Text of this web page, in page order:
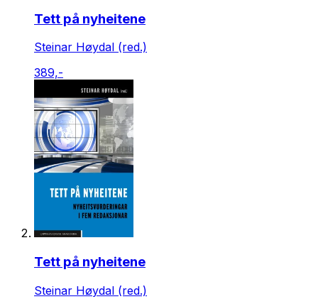
Tett på nyheitene
Steinar Høydal (red.)
389,-
Tett på nyheitene
Steinar Høydal (red.)